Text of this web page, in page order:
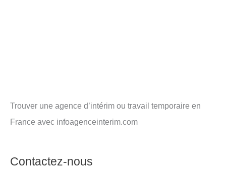
Trouver une agence d’intérim ou travail temporaire en
France avec infoagenceinterim.com
Contactez-nous